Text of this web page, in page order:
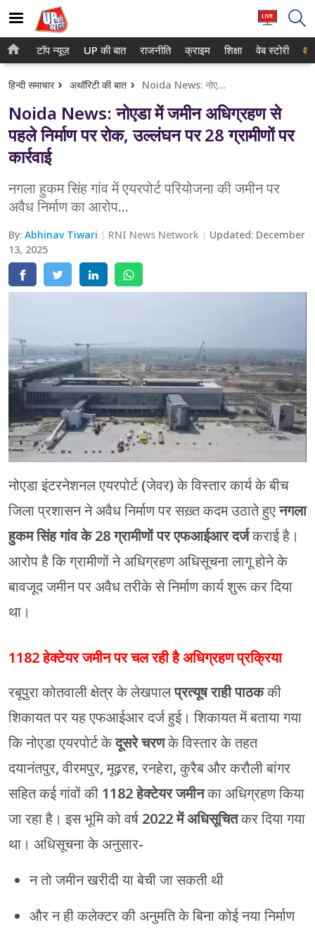
होम
टॉप न्यूज़
UP की बात
राजनीति
क्राइम
शिक्षा
वेब स्टोरी
टॉप न्यूज़ UP की बात राजनीति क्राइम शिक्षा वेब स्टोरी
हिन्दी समाचार अथॉरिटी की बात Noida News: नोएडा में जमीन अधिग्रहण से पहले निर्माण पर रोक, उल्लंघन पर 28 ग्रामीणों पर कार्रवाई
Noida News: नोएडा में जमीन अधिग्रहण से
पहले निर्माण पर रोक, उल्लंघन पर 28 ग्रामीणों पर
कार्रवाई
नगला हुकम सिंह गांव में एयरपोर्ट परियोजना की जमीन पर
अवैध निर्माण का आरोप...
By:Abhinav Tiwari RNI News Network Updated: December
13, 2025
नोएडा इंटरनेशनल एयरपोर्ट (जेवर) के विस्तार कार्य के बीच
जिला प्रशासन ने अवैध निर्माण पर सख़्त कदम उठाते हुएनगला
हुकम सिंह गांव के 28 ग्रामीणों पर एफआईआर दर्जकराई है।
आरोप है कि ग्रामीणों ने अधिग्रहण अधिसूचना लागू होने के
बावजूद जमीन पर अवैध तरीके से निर्माण कार्य शुरू कर दिया
था।
1182 हेक्टेयर जमीन पर चल रही है अधिग्रहण प्रक्रिया
रबूपुरा कोतवाली क्षेत्र के लेखपालप्रत्यूष राही पाठककी
शिकायत पर यह एफआईआर दर्ज हुई। शिकायत में बताया गया
कि नोएडा एयरपोर्ट केदूसरे चरणके विस्तार के तहत
दयानंतपुर, वीरमपुर, मूढ़रह, रनहेरा, कुरैब और करौली बांगर
सहित कई गांवों की 1182 हेक्टेयर जमीनका अधिग्रहण किया
जा रहा है। इस भूमि को वर्ष 2022 में अधिसूचितकर दिया गया
था। अधिसूचना के अनुसार-
न तो जमीन खरीदी या बेची जा सकती थी
और न ही कलेक्टर की अनुमति के बिना कोई नया निर्माण
गाजियाबाद
लखनऊ
कानपुर
वाराणसी
आगरा
अयोध्या
अलीगढ़
मेरठ
मुरादाबाद
प्रयागराज
रामपुर